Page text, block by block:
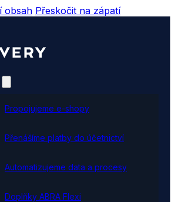
obsah Přeskočit na zápatí
Propojujeme e-shopy
Přenášíme platby do účetnictví
Automatizujeme data a procesy
Doplňky ABRA Flexi